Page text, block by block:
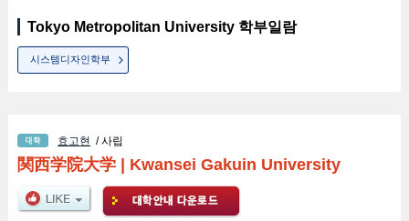
Tokyo Metropolitan University 학부일람
시스템디자인학부
효고현 / 사립
関西学院大学| Kwansei Gakuin University